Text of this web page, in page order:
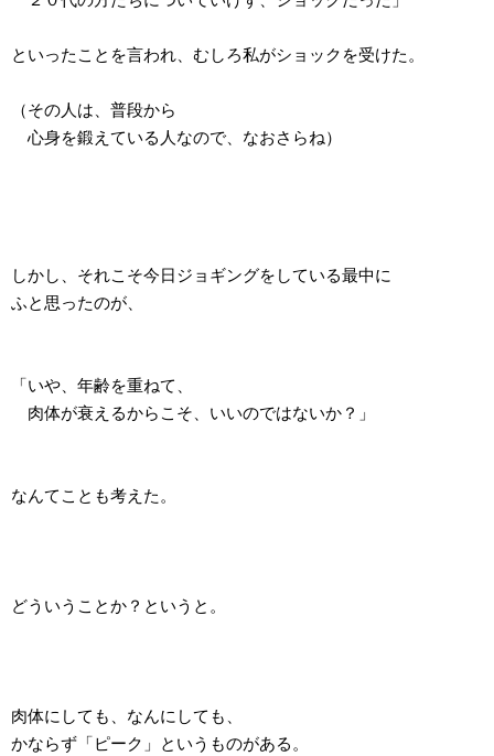
といったことを言われ、むしろ私がショックを受けた。
（その人は、普段から
心身を鍛えている人なので、なおさらね）
しかし、それこそ今日ジョギングをしている最中に
ふと思ったのが、
「いや、年齢を重ねて、
肉体が衰えるからこそ、いいのではないか？」
なんてことも考えた。
どういうことか？というと。
肉体にしても、なんにしても、
かならず「ピーク」というものがある。